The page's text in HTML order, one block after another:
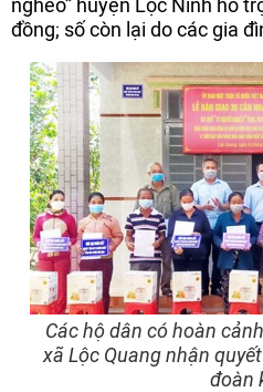
nghèo” huyện Lộc Ninh hỗ
đồng; số còn lại do các gia
Các hộ dân có hoàn
xã Lộc Quang nhận
đoàn